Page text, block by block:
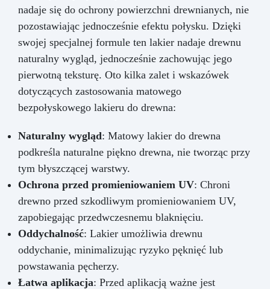
nadaje się do ochrony powierzchni drewnianych, nie
pozostawiając jednocześnie efektu połysku. Dzięki
swojej specjalnej formule ten lakier nadaje drewnu
naturalny wygląd, jednocześnie zachowując jego
pierwotną teksturę. Oto kilka zalet i wskazówek
dotyczących zastosowania matowego
bezpołyskowego lakieru do drewna:
Naturalny wygląd: Matowy lakier do drewna
podkreśla naturalne piękno drewna, nie tworząc przy
tym błyszczącej warstwy.
Ochrona przed promieniowaniem UV: Chroni
drewno przed szkodliwym promieniowaniem UV,
zapobiegając przedwczesnemu blaknięciu.
Oddychalność: Lakier umożliwia drewnu
oddychanie, minimalizując ryzyko pęknięć lub
powstawania pęcherzy.
Łatwa aplikacja: Przed aplikacją ważne jest